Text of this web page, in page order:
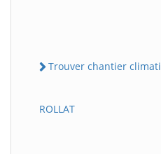
Trouver chantier
ROLLAT